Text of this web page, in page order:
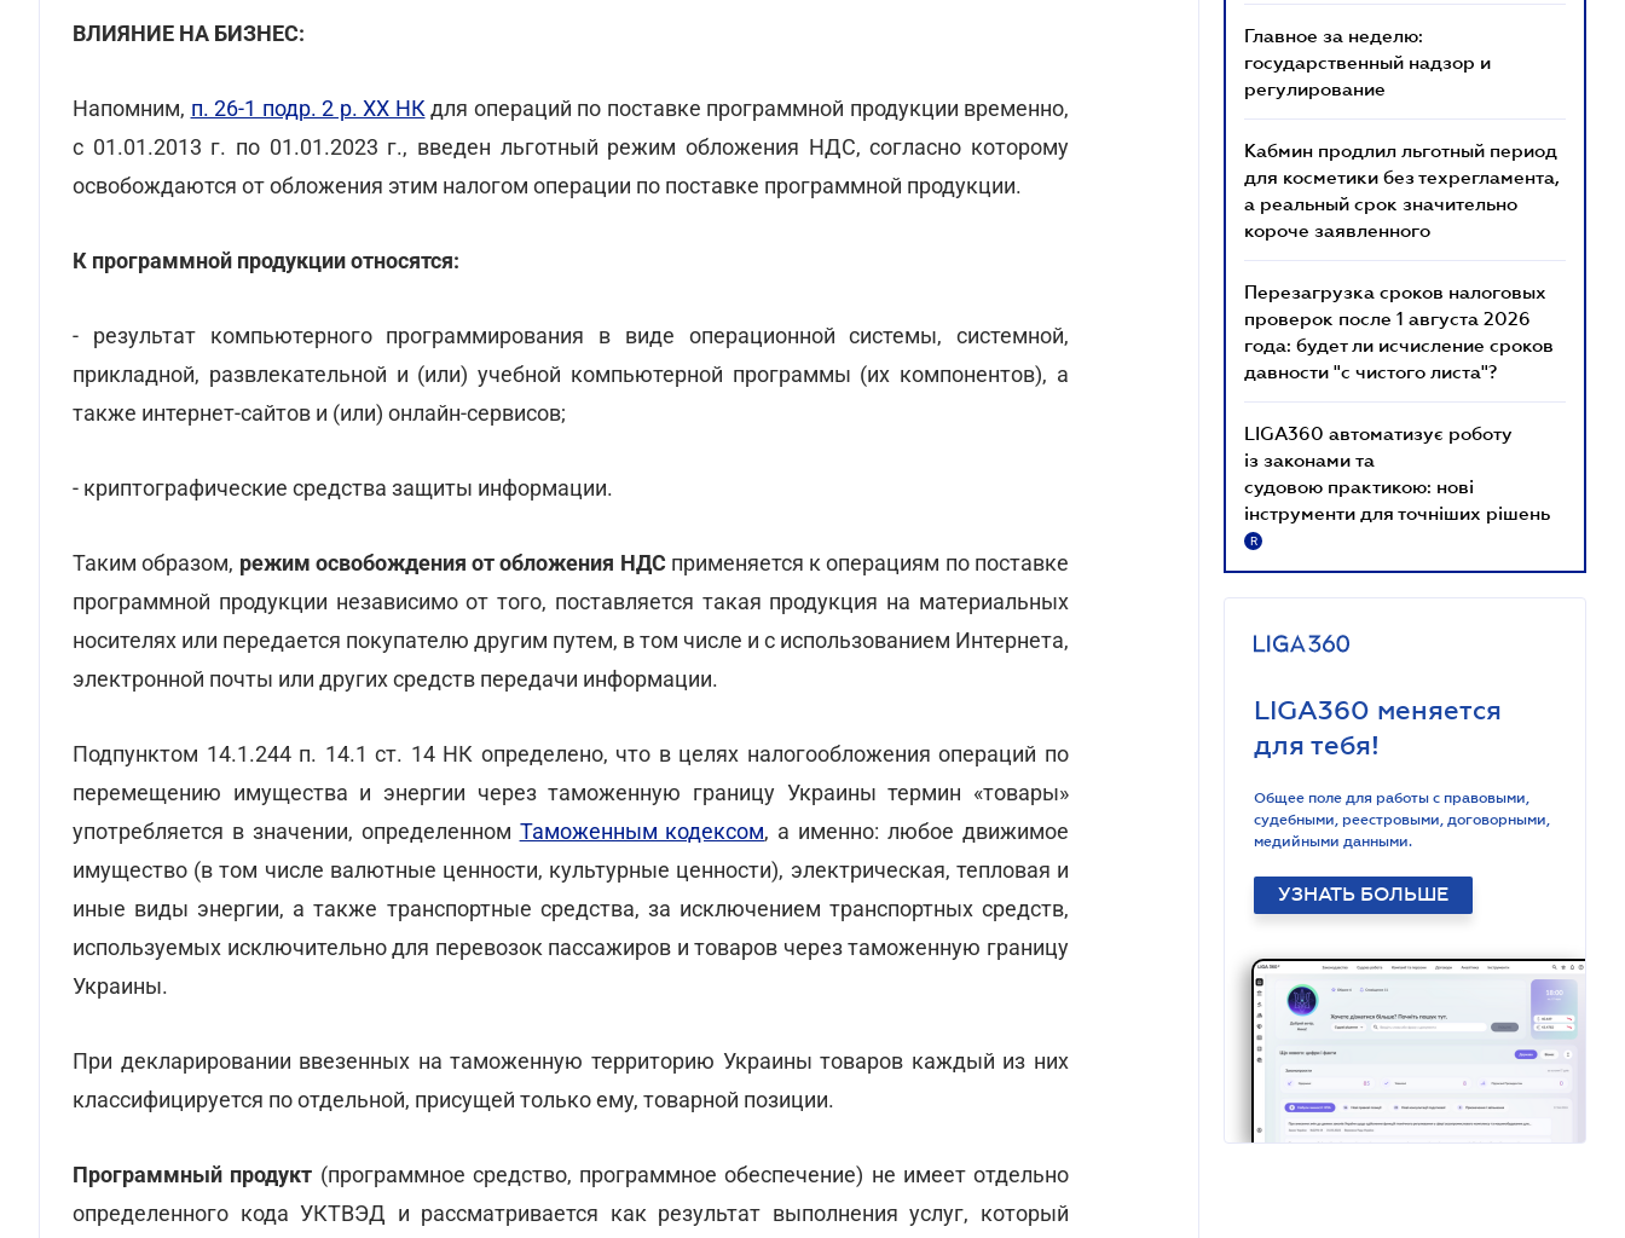
ВЛИЯНИЕ НА БИЗНЕС:
Напомним, п. 26-1 подр. 2 р. XX НК для операций по поставке программной продукции временно,
с 01.01.2013 г. по 01.01.2023 г., введен льготный режим обложения НДС, согласно которому
освобождаются от обложения этим налогом операции по поставке программной продукции.
К программной продукции относятся:
- результат компьютерного программирования в виде операционной системы, системной,
прикладной, развлекательной и (или) учебной компьютерной программы (их компонентов), а
также интернет-сайтов и (или) онлайн-сервисов;
- криптографические средства защиты информации.
Таким образом, режим освобождения от обложения НДСприменяется к операциям по поставке
программной продукции независимо от того, поставляется такая продукция на материальных
носителях или передается покупателю другим путем, в том числе и с использованием Интернета,
электронной почты или других средств передачи информации.
Подпунктом 14.1.244 п. 14.1 ст. 14 НК определено, что в целях налогообложения операций по
перемещению имущества и энергии через таможенную границу Украины термин «товары»
употребляется в значении, определенном Таможенным кодексом, а именно: любое движимое
имущество (в том числе валютные ценности, культурные ценности), электрическая, тепловая и
иные виды энергии, а также транспортные средства, за исключением транспортных средств,
используемых исключительно для перевозок пассажиров и товаров через таможенную границу
Украины.
При декларировании ввезенных на таможенную территорию Украины товаров каждый из них
классифицируется по отдельной, присущей только ему, товарной позиции.
Программный продукт (программное средство, программное обеспечение) не имеет отдельно
определенного кода УКТВЭД и рассматривается как результат выполнения услуг, который
Главное за неделю:
государственный надзор и
регулирование
Кабмин продлил льготный период
для косметики без техрегламента,
а реальный срок значительно
короче заявленного
Перезагрузка сроков налоговых
проверок после 1 августа 2026
года: будет ли исчисление сроков
давности "с чистого листа"?
LIGA360 автоматизує роботу
із законами та
судовою практикою: нові
інструменти для точніших рішень
R
LIGA360 меняется
для тебя!
Общее поле для работы с правовыми,
судебными, реестровыми, договорными,
медийными данными.
УЗНАТЬ БОЛЬШЕ